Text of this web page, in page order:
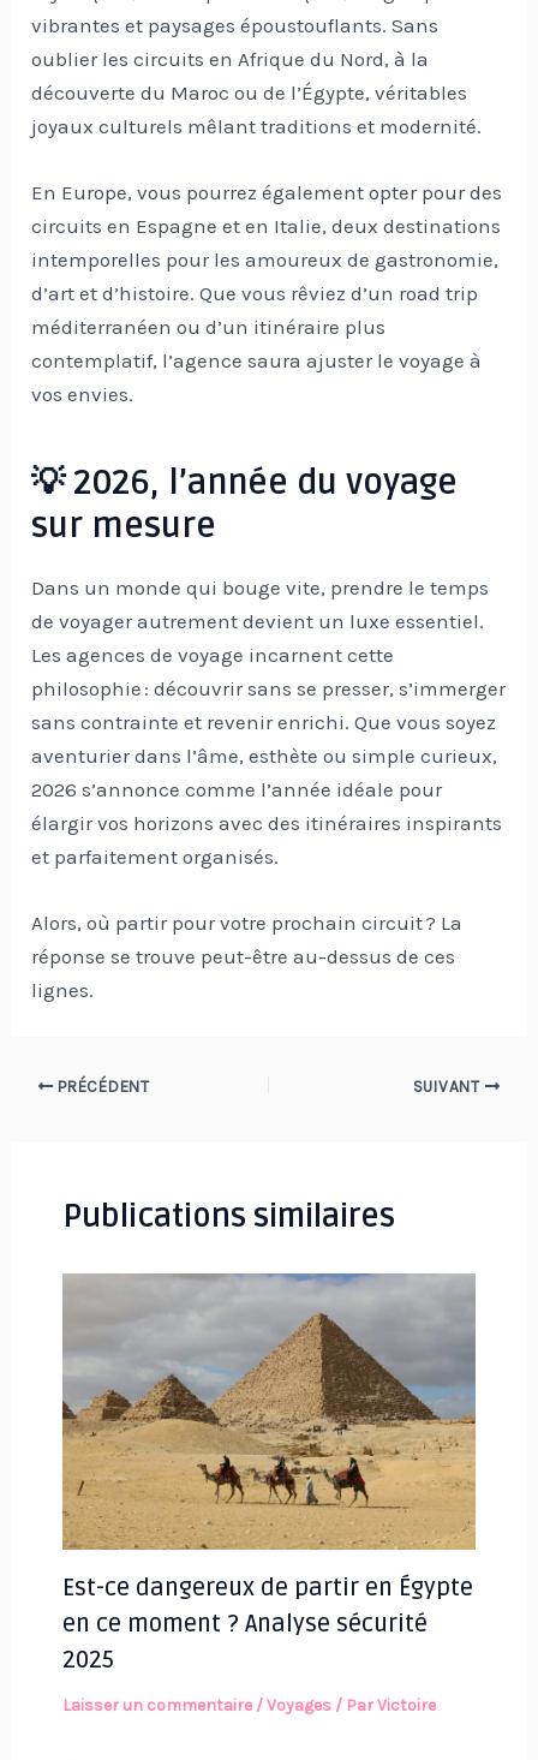
vibrantes et paysages époustouflants. Sans
oublier les circuits en Afrique du Nord, à la
découverte du Maroc ou de l’Égypte, véritables
joyaux culturels mêlant traditions et modernité.
En Europe, vous pourrez également opter pour des
circuits en Espagne et en Italie, deux destinations
intemporelles pour les amoureux de gastronomie,
d’art et d’histoire. Que vous rêviez d’un road trip
méditerranéen ou d’un itinéraire plus
contemplatif, l’agence saura ajuster le voyage à
vos envies.
💡 2026, l’année du voyage
sur mesure
Dans un monde qui bouge vite, prendre le temps
de voyager autrement devient un luxe essentiel.
Les agences de voyage incarnent cette
philosophie : découvrir sans se presser, s’immerger
sans contrainte et revenir enrichi. Que vous soyez
aventurier dans l’âme, esthète ou simple curieux,
2026 s’annonce comme l’année idéale pour
élargir vos horizons avec des itinéraires inspirants
et parfaitement organisés.
Alors, où partir pour votre prochain circuit ? La
réponse se trouve peut-être au-dessus de ces
lignes.
Navigation
PRÉCÉDENT SUIVANT
Publications similaires
Est-ce dangereux de partir en Égypte
en ce moment ? Analyse sécurité
2025
Laisser un commentaire /Voyages/ ParVictoire